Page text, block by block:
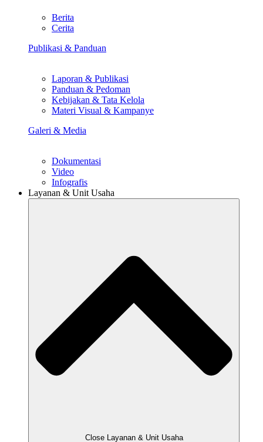
Berita
Cerita
Publikasi & Panduan
Laporan & Publikasi
Panduan & Pedoman
Kebijakan & Tata Kelola
Materi Visual & Kampanye
Galeri & Media
Dokumentasi
Video
Infografis
Layanan & Unit Usaha
Close Layanan & Unit Usaha